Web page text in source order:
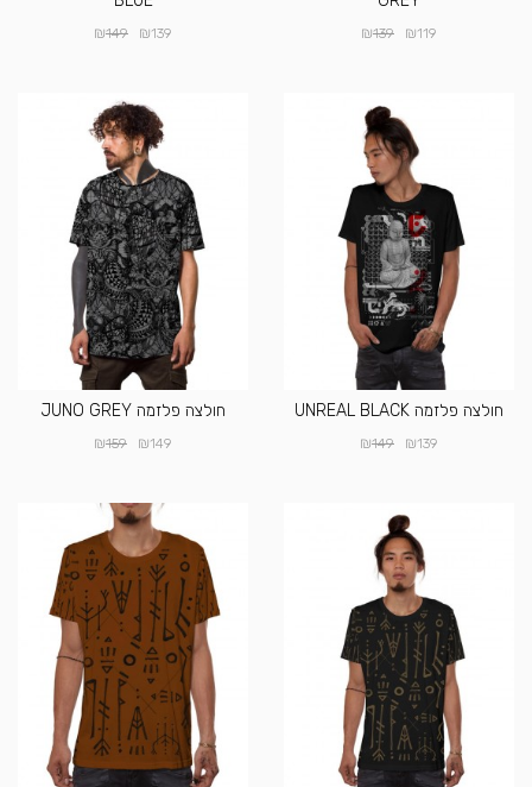
₪119
₪139
₪139
₪149
חולצה פלזמה UNREAL BLACK
₪139
₪149
חולצה פלזמה JUNO GREY
₪149
₪159